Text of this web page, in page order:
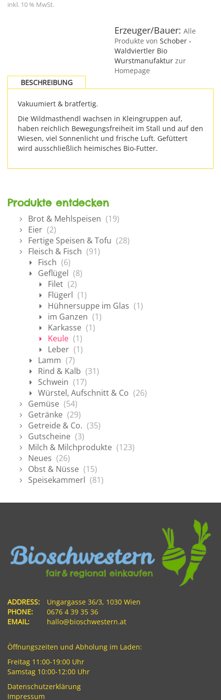
inkl. 10 % MwSt.
Erzeuger/Bauer:Alle
Produkte von Schober -
Waldviertler Bio
Wurstmanufakturzur
Homepage
BESCHREIBUNG
Vakuumiert & bratfertig.
Die Wildmasthendl wachsen in Kleingruppen auf,
haben reichlich Bewegungsfreiheit im Stall und auf den
Wiesen, viel Sonnenlicht und frische Luft. Gefüttert
wird ausschließlich heimisches Bio-Futter.
Produkte entdecken
Brot & Mehlspeisen (19)
Eier (2)
Fertige Speisen & Tofu (28)
Fleisch & Fisch (91)
Fisch (6)
Geflügel (8)
Filet (2)
Flügerl (1)
Hühnersuppe im Glas (1)
im Ganzen (1)
Karkasse (1)
Keule (1)
Leber (1)
Lamm (7)
Rind & Kalb (31)
Schwein (17)
Würstel, Aufschnitt & Co (26)
Gemüse (54)
Getränke (29)
Getreide & Co. (35)
Gutscheine (3)
Milch & Milchprodukte (123)
Neues (26)
Obst & Nüsse (15)
Speisekammerl (81)
ADDRESS:
Ungargasse 36/3, 1030 Wien
PHONE:
0676 4 39 35 36
EMAIL:
hallo@bioschwestern.at
Öffnungszeiten und Abholung im Laden:
Freitag 11:00-19:00 Uhr
Samstag 10:00-12:00 Uhr
Datenschutzerklärung
Impressum